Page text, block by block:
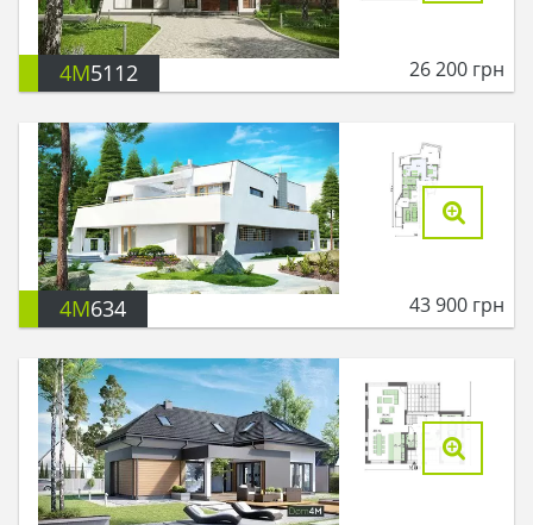
4M5112 26 200 грн
4M634 43 900 грн